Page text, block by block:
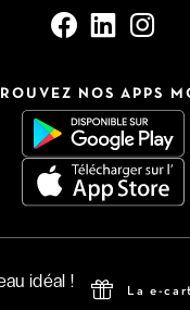
NOS APPS
La e-